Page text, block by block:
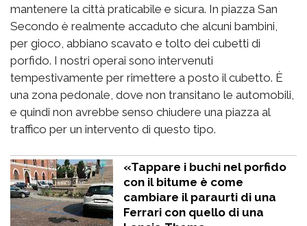
mantenere la città praticabile e sicura. In piazza San
Secondo è realmente accaduto che alcuni bambini,
per gioco, abbiano scavato e tolto dei cubetti di
porfido. I nostri operai sono intervenuti
tempestivamente per rimettere a posto il cubetto. È
una zona pedonale, dove non transitano le automobili,
e quindi non avrebbe senso chiudere una piazza al
traffico per un intervento di questo tipo.
«Tappare i buchi nel porfido
con il bitume è come
cambiare il paraurti di una
Ferrari con quello di una